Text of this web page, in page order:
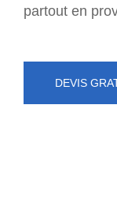
partout en
DEVIS